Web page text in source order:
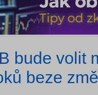
bude volit
beze